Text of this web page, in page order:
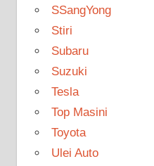
SSangYong
Stiri
Subaru
Suzuki
Tesla
Top Masini
Toyota
Ulei Auto